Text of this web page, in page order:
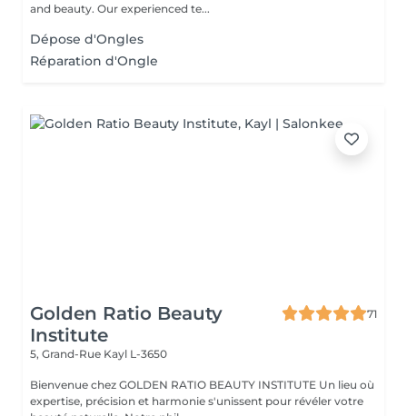
and beauty. Our experienced te...
Dépose d'Ongles
Réparation d'Ongle
Golden Ratio Beauty
Institute
71
5, Grand-Rue Kayl L-3650
Bienvenue chez GOLDEN RATIO BEAUTY INSTITUTE Un lieu où
expertise, précision et harmonie s'unissent pour révéler votre